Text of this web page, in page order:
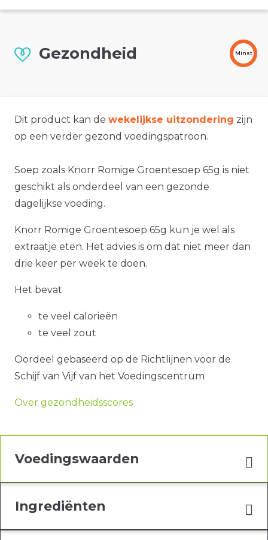
Gezondheid Minst
Dit product kan de wekelijkse uitzondering zijn
op een verder gezond voedingspatroon.
Soep zoals Knorr Romige Groentesoep 65g is niet
geschikt als onderdeel van een gezonde
dagelijkse voeding.
Knorr Romige Groentesoep 65g kun je wel als
extraatje eten. Het advies is om dat niet meer dan
drie keer per week te doen.
Het bevat
te veel calorieën
te veel zout
Oordeel gebaseerd op de Richtlijnen voor de
Schijf van Vijf van het Voedingscentrum
Over gezondheidsscores
Voedingswaarden
Ingrediënten